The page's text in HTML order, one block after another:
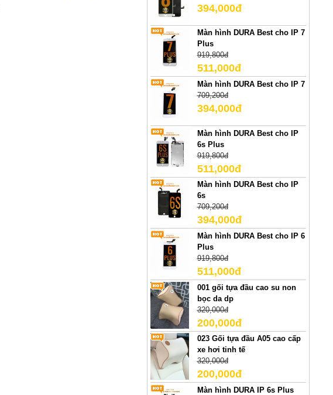
394,000đ
Màn hình DURA Best cho IP 7
Plus
919,800đ
511,000đ
Màn hình DURA Best cho IP 7
709,200đ
394,000đ
Màn hình DURA Best cho IP
6s Plus
919,800đ
511,000đ
Màn hình DURA Best cho IP
6s
709,200đ
394,000đ
Màn hình DURA Best cho IP 6
Plus
919,800đ
511,000đ
001 gối tựa đầu cao su non
bọc da dp
320,000đ
200,000đ
023 Gối tựa đầu A05 cao cấp
xe hơi tinh tế
320,000đ
200,000đ
Màn hình DURA IP 6s Plus